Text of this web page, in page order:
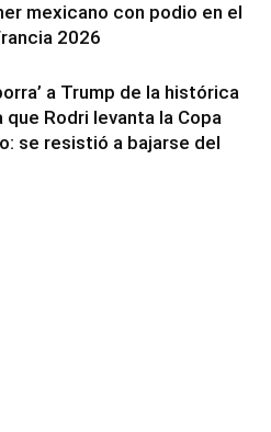
mexicano con podio en el
2026
a Trump de la histórica
que Rodri levanta la Copa
se resistió a bajarse del